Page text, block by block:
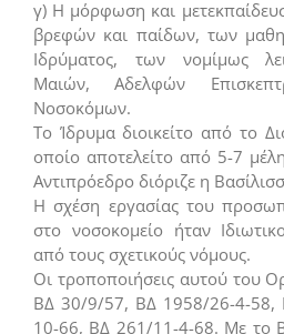
γ) Η μόρφωση και
βρεφών και παίδων, των
Ιδρύματος, των νομίμως
Μαιών, Αδελφών
Νοσοκόμων.
Το Ίδρυμα διοικείτο από το
οποίο αποτελείτο από 5-7
Αντιπρόεδρο διόριζε η
Η σχέση εργασίας του
στο νοσοκομείο ήταν
από τους σχετικούς νόμους.
Οι τροποποιήσεις αυτού του
ΒΔ 30/9/57, ΒΔ 1958/26-4-
10-66, ΒΔ 261/11-4-68. Με το